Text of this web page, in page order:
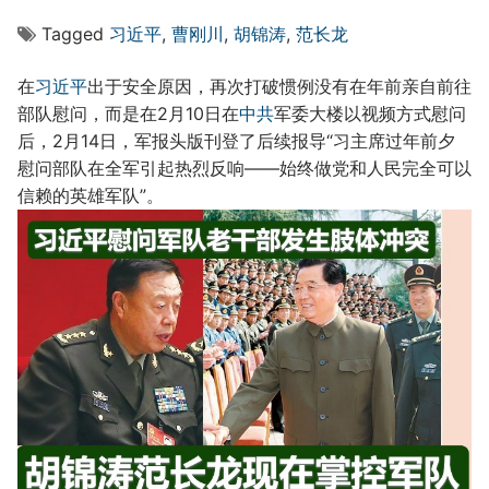
Tagged 习近平, 曹刚川 , 胡锦涛, 范长龙
在习近平出于安全原因，再次打破惯例没有在年前亲自前往
部队慰问，而是在2月10日在中共军委大楼以视频方式慰问
后，2月14日，军报头版刊登了后续报导“习主席过年前夕
慰问部队在全军引起热烈反响——始终做党和人民完全可以
信赖的英雄军队”。